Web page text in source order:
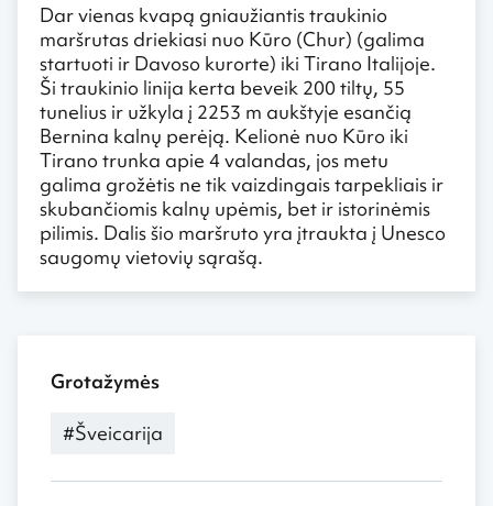
Dar vienas kvapą gniaužiantis traukinio
maršrutas driekiasi nuo Kūro (Chur) (galima
startuoti ir Davoso kurorte) iki Tirano Italijoje.
Ši traukinio linija kerta beveik 200 tiltų, 55
tunelius ir užkyla į 2253 m aukštyje esančią
Bernina kalnų perėją. Kelionė nuo Kūro iki
Tirano trunka apie 4 valandas, jos metu
galima grožėtis ne tik vaizdingais tarpekliais ir
skubančiomis kalnų upėmis, bet ir istorinėmis
pilimis. Dalis šio maršruto yra įtraukta į Unesco
saugomų vietovių sąrašą.
Grotažymės
#Šveicarija